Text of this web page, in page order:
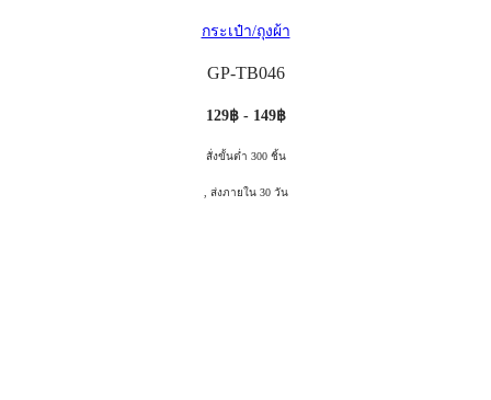
กระเป๋า/ถุงผ้า
GP-TB046
129฿ - 149฿
สั่งขั้นต่ำ 300 ชิ้น
, ส่งภายใน 30 วัน